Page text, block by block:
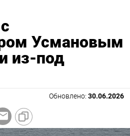
Усмановым
из-под
Обновлено: 30.06.2026